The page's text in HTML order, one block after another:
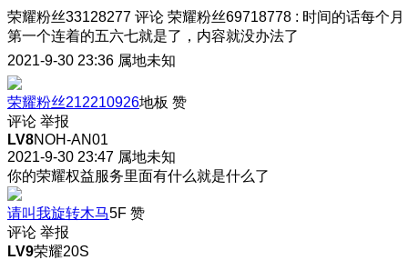
荣耀粉丝33128277 评论 荣耀粉丝69718778 : 时间的话每个月
第一个连着的五六七就是了，内容就没办法了
2021-9-30 23:36 属地未知
荣耀粉丝212210926地板 赞
评论 举报
LV8NOH-AN01
2021-9-30 23:47 属地未知
你的荣耀权益服务里面有什么就是什么了
请叫我旋转木马5F 赞
评论 举报
LV9荣耀20S